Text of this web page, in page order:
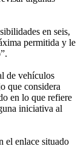
en seis,
permitida y le
de vehículos
que considera
en lo que refiere
iniciativa al
el enlace situado